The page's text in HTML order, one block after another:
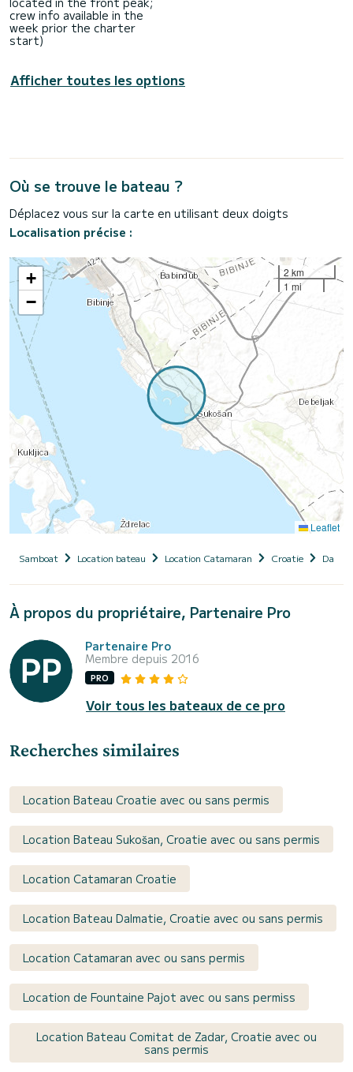
crew info available in the
week prior the charter
start)
Afficher toutes les options
Où se trouve le bateau ?
Déplacez vous sur la carte en utilisant deux doigts
Localisation précise :
+
−
2 km
1 mi
Leaflet
Samboat Location bateau Location Catamaran Croatie
À propos du propriétaire, Partenaire Pro
Partenaire Pro
Membre depuis 2016
PRO
Voir tous les bateaux de ce pro
Recherches similaires
Location Bateau Croatie avec ou sans permis
Location Bateau Sukošan, Croatie avec ou sans permis
Location Catamaran Croatie
Location Bateau Dalmatie, Croatie avec ou sans permis
Location Catamaran avec ou sans permis
Location de Fountaine Pajot avec ou sans permiss
Location Bateau Comitat de Zadar, Croatie avec ou
sans permis